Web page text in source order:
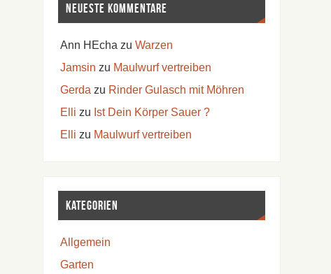
Neueste Kommentare
Ann HEcha zu Warzen
Jamsin zu Maulwurf vertreiben
Gerda zu Rinder Gulasch mit Möhren
Elli zu Ist Dein Körper Sauer ?
Elli zu Maulwurf vertreiben
Kategorien
Allgemein
Garten